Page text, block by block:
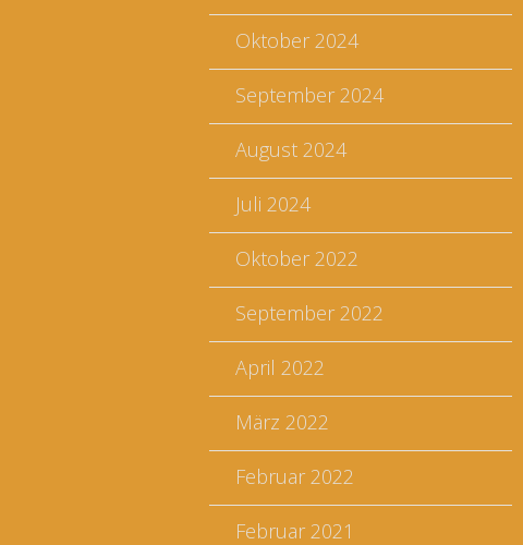
Oktober 2024
September 2024
August 2024
Juli 2024
Oktober 2022
September 2022
April 2022
März 2022
Februar 2022
Februar 2021